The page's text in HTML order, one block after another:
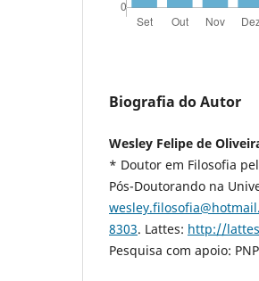
Biografia do Autor
Wesley Felipe de
* Doutor em Filosofia
Pós-Doutorando na
8303. Lattes: http://
Pesquisa com apoio: